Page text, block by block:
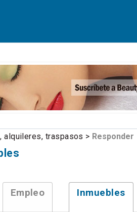
alquileres, traspasos > Responder
Empleo Inmuebles